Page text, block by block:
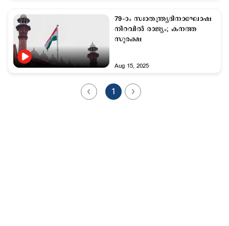
79–ാം സ്വാതന്ത്ര്യദിനാഘോഷ
നിറവില്‍ രാജ്യം; കനത്ത
സുരക്ഷ
Aug 15, 2025
1